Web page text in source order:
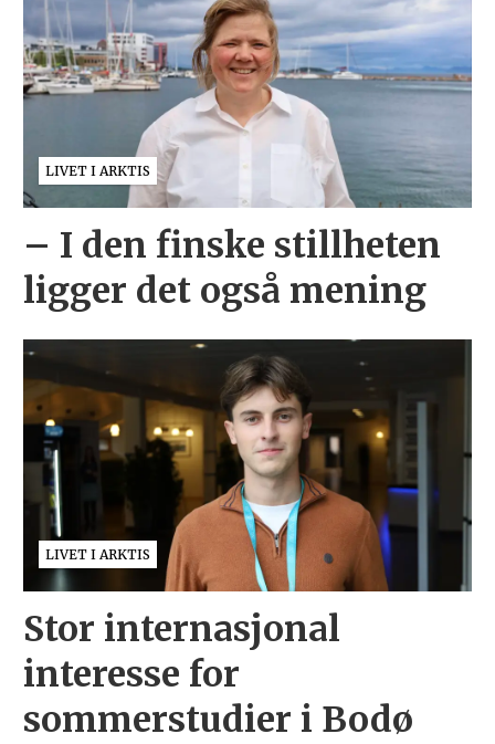
LIVET I ARKTIS
– I den finske stillheten
ligger det også mening
LIVET I ARKTIS
Stor internasjonal
interesse for
sommerstudier i Bodø